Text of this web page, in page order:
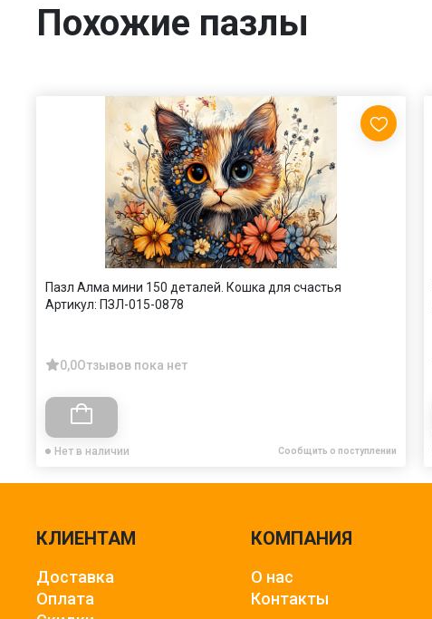
Похожие пазлы
Пазл Алма мини 150 деталей. Кошка для счастья
Артикул: ПЗЛ-015-0878
0,0Отзывов пока нет
Нет в наличии Сообщить о поступлении
КЛИЕНТАМ
Доставка
Оплата
КОМПАНИЯ
О нас
Контакты